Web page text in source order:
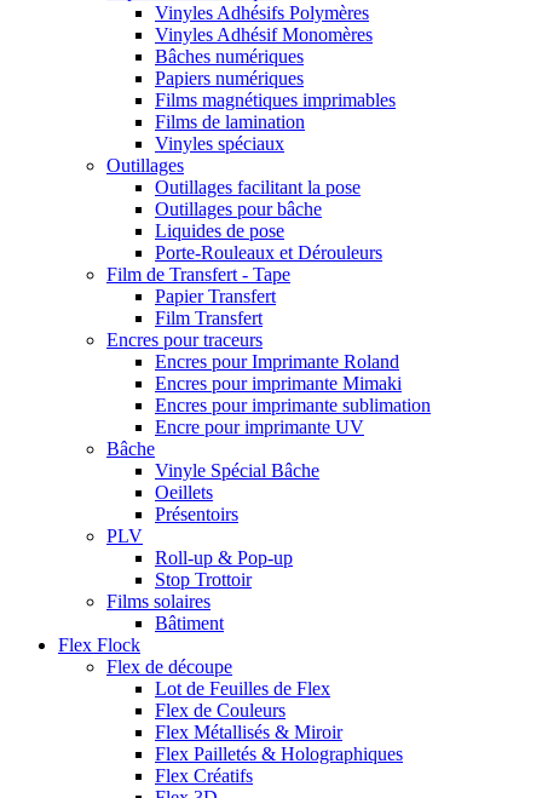
Vinyles Adhésifs Polymères
Vinyles Adhésif Monomères
Bâches numériques
Papiers numériques
Films magnétiques imprimables
Films de lamination
Vinyles spéciaux
Outillages
Outillages facilitant la pose
Outillages pour bâche
Liquides de pose
Porte-Rouleaux et Dérouleurs
Film de Transfert - Tape
Papier Transfert
Film Transfert
Encres pour traceurs
Encres pour Imprimante Roland
Encres pour imprimante Mimaki
Encres pour imprimante sublimation
Encre pour imprimante UV
Bâche
Vinyle Spécial Bâche
Oeillets
Présentoirs
PLV
Roll-up & Pop-up
Stop Trottoir
Films solaires
Bâtiment
Flex Flock
Flex de découpe
Lot de Feuilles de Flex
Flex de Couleurs
Flex Métallisés & Miroir
Flex Pailletés & Holographiques
Flex Créatifs